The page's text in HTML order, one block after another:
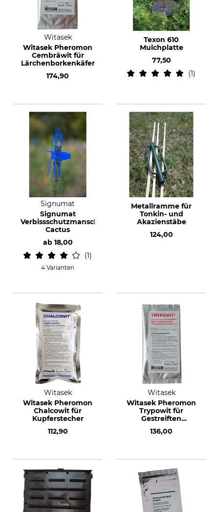
Witasek
Witasek Pheromon
Cembräwit für
Lärchenborkenkäfer
174,90
Texon 610
Mulchplatte
77,50
1
Signumat
Signumat
Verbissschutzmanschette
Cactus
ab 18,00
1
4 Varianten
Metallramme für
Tonkin- und
Akazienstäbe
124,00
Witasek
Witasek Pheromon
Chalcowit für
Kupferstecher
112,90
Witasek
Witasek Pheromon
Trypowit für
Gestreiften
136,00